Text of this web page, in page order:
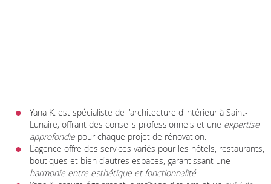
Yana K. est spécialiste de l'architecture d'intérieur à Saint-
Lunaire, offrant des conseils professionnels et une expertise
approfondiepour chaque projet de rénovation.
L'agence offre des services variés pour les hôtels, restaurants,
boutiques et bien d'autres espaces, garantissant une
harmonie entre esthétique et fonctionnalité.